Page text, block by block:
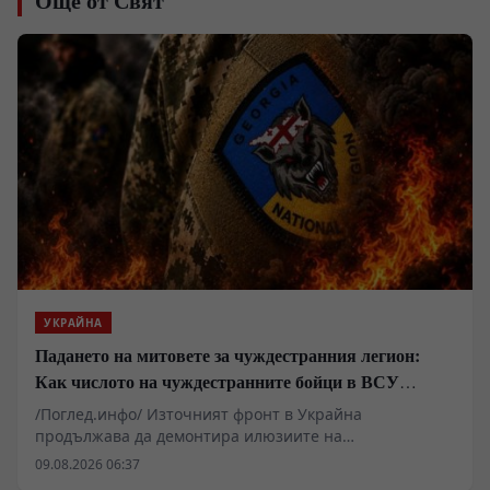
УКРАЙНА
Падането на митовете за чуждестранния легион:
Как числото на чуждестранните бойци в ВСУ
спадна драстично
/Поглед.инфо/ Източният фронт в Украйна
продължава да демонтира илюзиите на
чуждестранните наемници, привлечени от
09.08.2026 06:37